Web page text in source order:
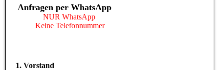
Anfragen per WhatsApp
NUR WhatsApp
Keine Telefonnummer
1. Vorstand